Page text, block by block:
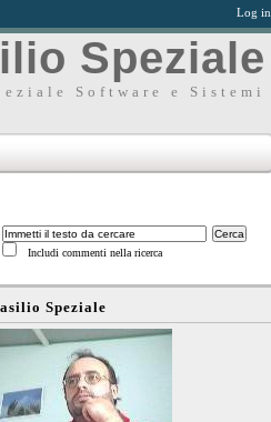
Log in
Speziale
Software e Sistemi
Includi commenti nella ricerca
Speziale